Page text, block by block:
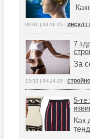
09:01 | 04-16-15 |
7
За
13:32 | 04-14-15 |
5-те
Как